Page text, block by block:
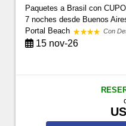
Paquetes a Brasil con
7 nochesdesde Buenos
Portal Beach
Con
15 nov-26